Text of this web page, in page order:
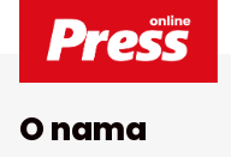
O nama